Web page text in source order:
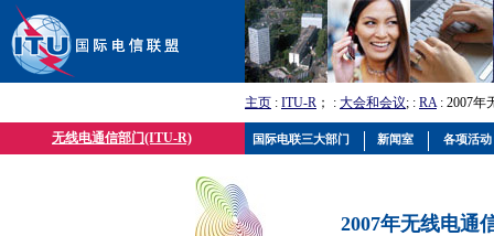
主页 : ITU-R ； : 大会和会议; : RA: 2007年
无线电通信部门(ITU-R)
2007年无线电通
国际电联三大部门 新闻室 各项活动